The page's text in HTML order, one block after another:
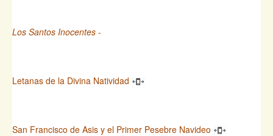
Los Santos Inocentes -
Letanas de la Divina Natividad
San Francisco de Asis y el Primer Pesebre Navideo